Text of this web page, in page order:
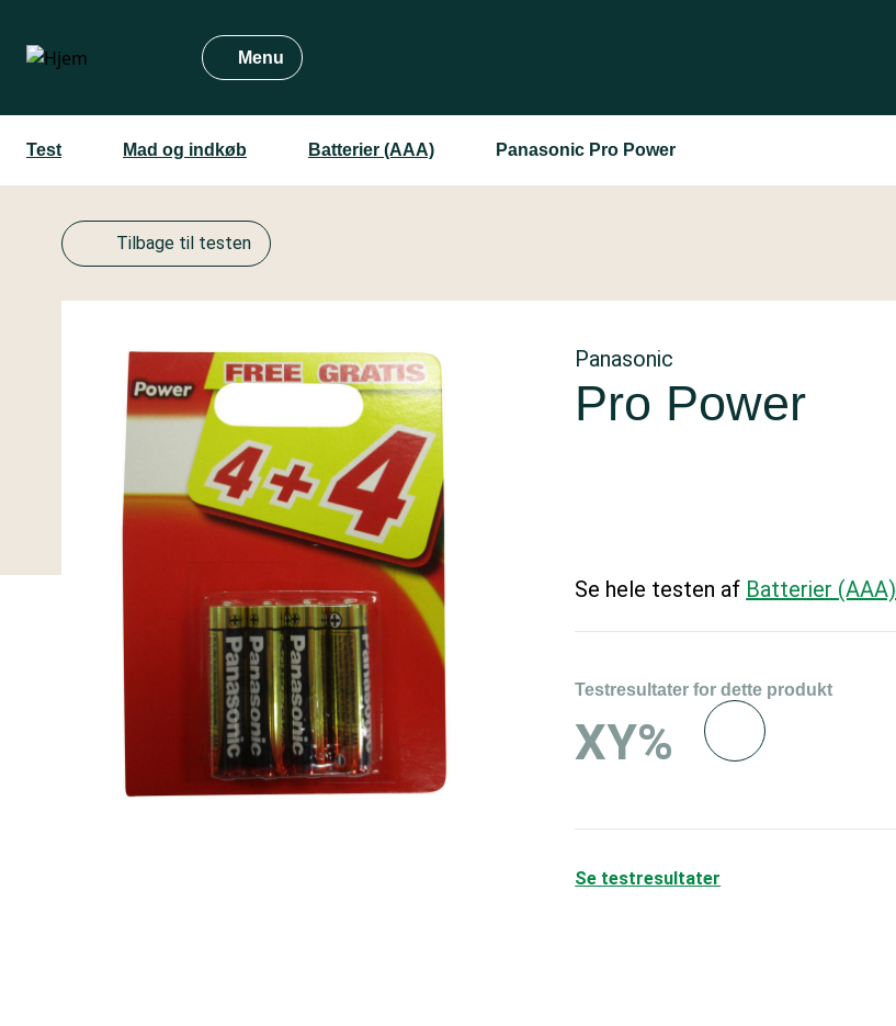
hovedindhold
Menu
Test Mad og indkøb Batterier (AAA) Panasonic Pro Power
Tilbage til testen
Panasonic
Pro Power
Se hele testen af Batterier (AAA)
Testresultater for dette produkt
XY%
Se testresultater